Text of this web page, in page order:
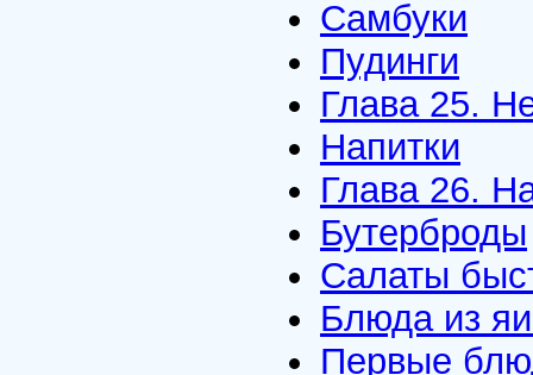
Самбуки
Пудинги
Глава 25.
Напитки
Глава 26.
Бутерброды
Салаты
Блюда из
Первые